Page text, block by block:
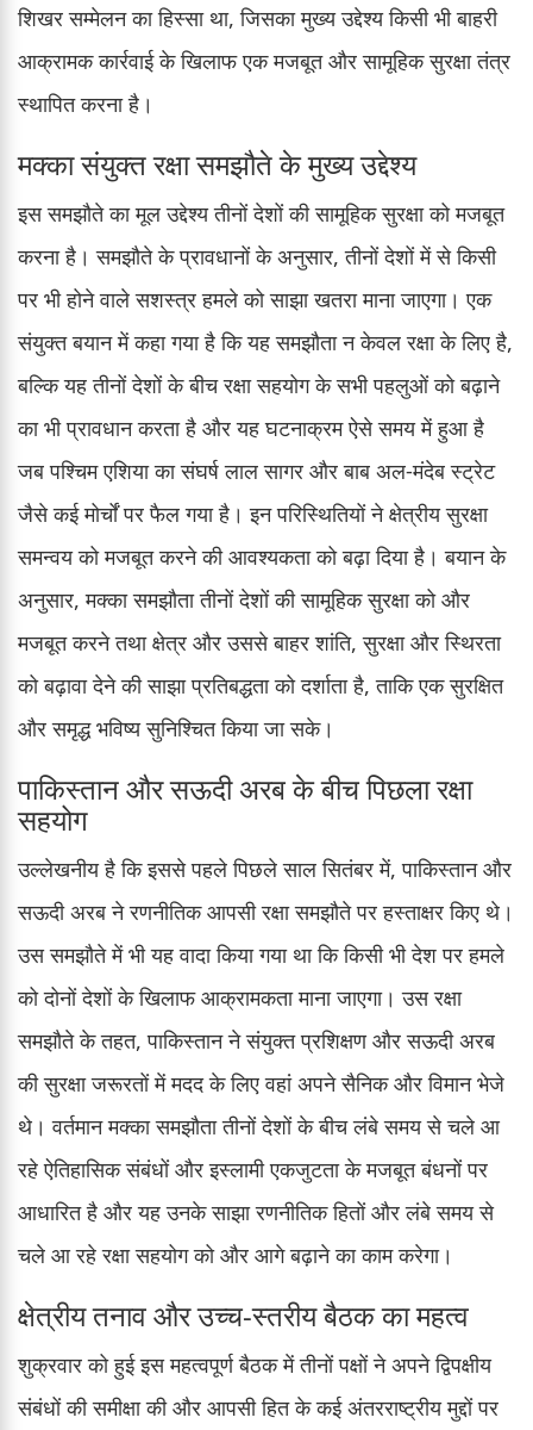
शिखर सम्मेलन का हिस्सा था, जिसका मुख्य उद्देश्य किसी भी बाहरी
आक्रामक कार्रवाई के खिलाफ एक मजबूत और सामूहिक सुरक्षा तंत्र
स्थापित करना है।
मक्का संयुक्त रक्षा समझौते के मुख्य उद्देश्य
इस समझौते का मूल उद्देश्य तीनों देशों की सामूहिक सुरक्षा को मजबूत
करना है। समझौते के प्रावधानों के अनुसार, तीनों देशों में से किसी
पर भी होने वाले सशस्त्र हमले को साझा खतरा माना जाएगा। एक
संयुक्त बयान में कहा गया है कि यह समझौता न केवल रक्षा के लिए है,
बल्कि यह तीनों देशों के बीच रक्षा सहयोग के सभी पहलुओं को बढ़ाने
का भी प्रावधान करता है और यह घटनाक्रम ऐसे समय में हुआ है
जब पश्चिम एशिया का संघर्ष लाल सागर और बाब अल-मंदेब स्ट्रेट
जैसे कई मोर्चों पर फैल गया है। इन परिस्थितियों ने क्षेत्रीय सुरक्षा
समन्वय को मजबूत करने की आवश्यकता को बढ़ा दिया है। बयान के
अनुसार, मक्का समझौता तीनों देशों की सामूहिक सुरक्षा को और
मजबूत करने तथा क्षेत्र और उससे बाहर शांति, सुरक्षा और स्थिरता
को बढ़ावा देने की साझा प्रतिबद्धता को दर्शाता है, ताकि एक सुरक्षित
और समृद्ध भविष्य सुनिश्चित किया जा सके।
पाकिस्तान और सऊदी अरब के बीच पिछला रक्षा
सहयोग
उल्लेखनीय है कि इससे पहले पिछले साल सितंबर में, पाकिस्तान और
सऊदी अरब ने रणनीतिक आपसी रक्षा समझौते पर हस्ताक्षर किए थे।
उस समझौते में भी यह वादा किया गया था कि किसी भी देश पर हमले
को दोनों देशों के खिलाफ आक्रामकता माना जाएगा। उस रक्षा
समझौते के तहत, पाकिस्तान ने संयुक्त प्रशिक्षण और सऊदी अरब
की सुरक्षा जरूरतों में मदद के लिए वहां अपने सैनिक और विमान भेजे
थे। वर्तमान मक्का समझौता तीनों देशों के बीच लंबे समय से चले आ
रहे ऐतिहासिक संबंधों और इस्लामी एकजुटता के मजबूत बंधनों पर
आधारित है और यह उनके साझा रणनीतिक हितों और लंबे समय से
चले आ रहे रक्षा सहयोग को और आगे बढ़ाने का काम करेगा।
क्षेत्रीय तनाव और उच्च-स्तरीय बैठक का महत्व
शुक्रवार को हुई इस महत्वपूर्ण बैठक में तीनों पक्षों ने अपने द्विपक्षीय
संबंधों की समीक्षा की और आपसी हित के कई अंतरराष्ट्रीय मुद्दों पर